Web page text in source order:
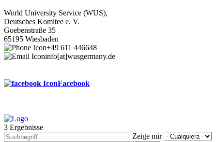
World University Service (WUS),
Deutsches Komitee e. V.
Goebenstraße 35
65195 Wiesbaden
+49 611 446648
info[at]wusgermany.de
Facebook
Footer
3 Ergebnisse
Zeige mir